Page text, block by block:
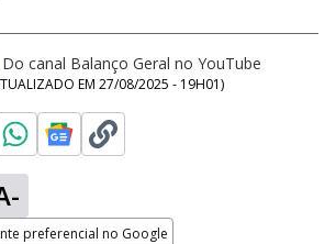
Do canal Balanço Geral no YouTube
EM 27/08/2025 - 19H01)
preferencial no Google